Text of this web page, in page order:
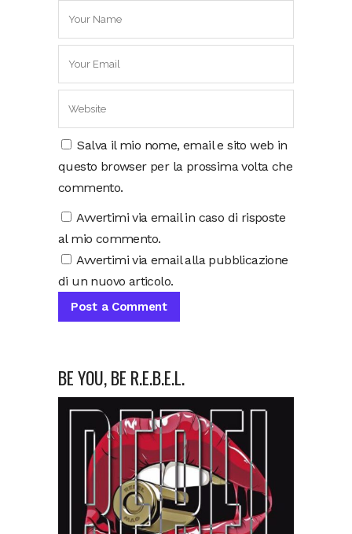
Salva il mio nome, email e sito web in
questo browser per la prossima volta che
commento.
Avvertimi via email in caso di risposte
al mio commento.
Avvertimi via email alla pubblicazione
di un nuovo articolo.
BE YOU, BE R.E.B.E.L.